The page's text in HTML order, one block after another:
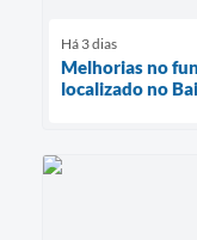
Há 3 dias
Melhorias no
localizado no